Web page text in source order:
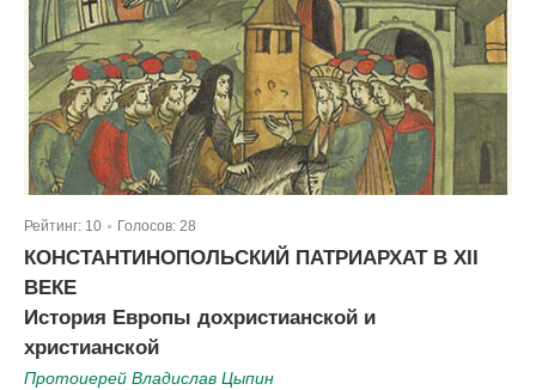
Рейтинг: 10 Голосов: 28
КОНСТАНТИНОПОЛЬСКИЙ ПАТРИАРХАТ В XII
ВЕКЕ
История Европы дохристианской и
христианской
Протоиерей Владислав Цыпин